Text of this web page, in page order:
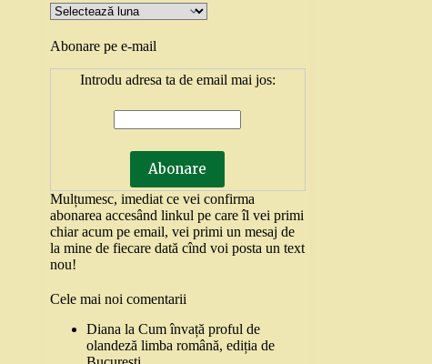
Arhivă
blog
Abonare pe e-mail
Introdu adresa ta de email mai jos:
Mulțumesc, imediat ce vei confirma
abonarea accesând linkul pe care îl vei primi
chiar acum pe email, vei primi un mesaj de
la mine de fiecare dată cînd voi posta un text
nou!
Cele mai noi comentarii
Diana laCum învață proful de
olandeză limba română, ediția de